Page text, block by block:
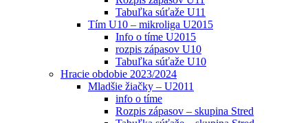
Tabuľka súťaže U11
Tím U10 – mikroliga U2015
Info o tíme U2015
rozpis zápasov U10
Tabuľka súťaže U10
Hracie obdobie 2023/2024
Mladšie žiačky – U2011
info o tíme
Rozpis zápasov – skupina Stred